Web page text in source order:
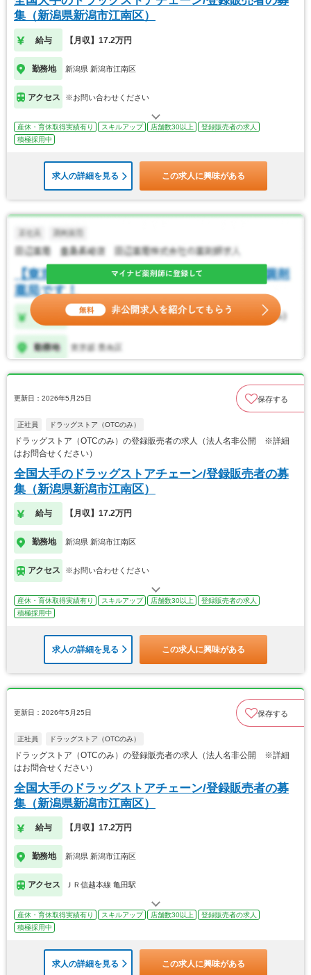
集（新潟県新潟市江南区）
給与 【月収】17.2万円
勤務地 新潟県 新潟市江南区
アクセス ※お問い合わせください
産休・育休取得実績有り スキルアップ 店舗数30以上
登録販売者の求人
積極採用中
求人の詳細を見る この求人に興味がある
更新日：2026年5月25日 保存する
正社員 ドラッグストア（OTCのみ）
ドラッグストア（OTCのみ）の登録販売者の求人（法人名非公開 ※詳細
はお問合せください）
全国大手のドラッグストアチェーン/登録販売者の募
集（新潟県新潟市江南区）
給与 【月収】17.2万円
勤務地 新潟県 新潟市江南区
アクセス ※お問い合わせください
産休・育休取得実績有り スキルアップ 店舗数30以上
登録販売者の求人
積極採用中
求人の詳細を見る この求人に興味がある
更新日：2026年5月25日 保存する
正社員 ドラッグストア（OTCのみ）
ドラッグストア（OTCのみ）の登録販売者の求人（法人名非公開 ※詳細
はお問合せください）
全国大手のドラッグストアチェーン/登録販売者の募
集（新潟県新潟市江南区）
給与 【月収】17.2万円
勤務地 新潟県 新潟市江南区
アクセス ＪＲ信越本線 亀田駅
産休・育休取得実績有り スキルアップ 店舗数30以上
登録販売者の求人
積極採用中
求人の詳細を見る この求人に興味がある